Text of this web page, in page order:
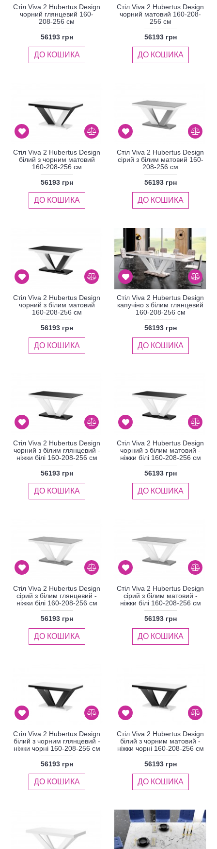
Стіл Viva 2 Hubertus Design
чорний глянцевий 160-
208-256 см
56193 грн
ДО КОШИКА
Стіл Viva 2 Hubertus Design
чорний матовий 160-208-
256 см
56193 грн
ДО КОШИКА
Стіл Viva 2 Hubertus Design
білий з чорним матовий
160-208-256 см
56193 грн
ДО КОШИКА
Стіл Viva 2 Hubertus Design
сірий з білим матовий 160-
208-256 см
56193 грн
ДО КОШИКА
Стіл Viva 2 Hubertus Design
чорний з білим матовий
160-208-256 см
56193 грн
ДО КОШИКА
Стіл Viva 2 Hubertus Design
капучіно з білим глянцевий
160-208-256 см
56193 грн
ДО КОШИКА
Стіл Viva 2 Hubertus Design
чорний з білим глянцевий -
ніжки білі 160-208-256 см
56193 грн
ДО КОШИКА
Стіл Viva 2 Hubertus Design
чорний з білим матовий -
ніжки білі 160-208-256 см
56193 грн
ДО КОШИКА
Стіл Viva 2 Hubertus Design
сірий з білим глянцевий -
ніжки білі 160-208-256 см
56193 грн
ДО КОШИКА
Стіл Viva 2 Hubertus Design
сірий з білим матовий -
ніжки білі 160-208-256 см
56193 грн
ДО КОШИКА
Стіл Viva 2 Hubertus Design
білий з чорним глянцевий -
ніжки чорні 160-208-256 см
56193 грн
ДО КОШИКА
Стіл Viva 2 Hubertus Design
білий з чорним матовий -
ніжки чорні 160-208-256 см
56193 грн
ДО КОШИКА